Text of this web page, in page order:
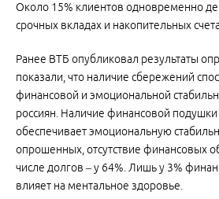
Около 15% клиентов одновременно
срочных вкладах и накопительных
Ранее ВТБ опубликовал результаты
показали, что наличие сбережений
финансовой и эмоциональной
россиян. Наличие финансовой подушки
обеспечивает эмоциональную
опрошенных, отсутствие финансовых
числе долгов – у 64%. Лишь у 3%
влияет на ментальное здоровье.